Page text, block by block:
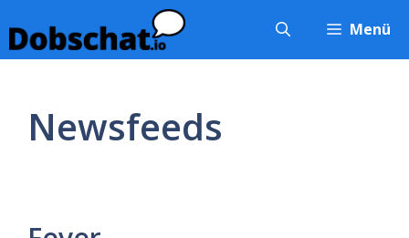
Inhalt
springen
Menü
Newsfeeds